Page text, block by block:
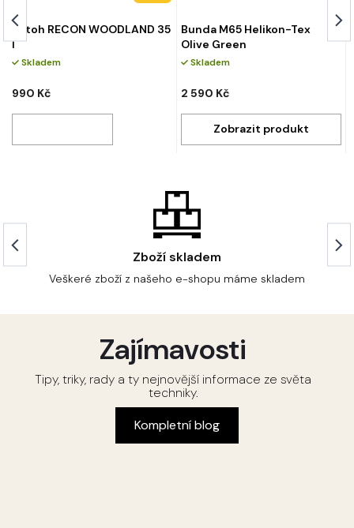
Batoh RECON WOODLAND 35
l
Skladem
990 Kč
Bunda M65 Helikon-Tex
Olive Green
Skladem
2 590 Kč
Zajímavosti
Tipy, triky, rady a ty nejnovější informace ze světa
techniky.
Kompletní blog
Zboží skladem
Veškeré zboží z našeho e-shopu máme skladem